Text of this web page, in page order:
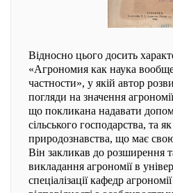
Відносно цього досить
«Агрономия как наука
частности», у якій автор
погляди на значення
що покликана надавати
сільського господарства, та як
природознавства, що має
Він закликав до розширення та
викладання агрономії в
спеціалізації кафедр